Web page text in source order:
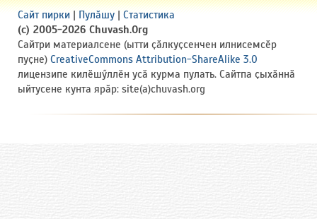
Сайт пирки | Пулӑшу | Статистика
(c) 2005-2026 Chuvash.Org
Сайтри материалсене (ытти ҫӑлкуҫсенчен илнисемсӗр
пуҫне) CreativeCommons Attribution-ShareAlike 3.0
лицензипе килӗшӳллӗн усӑ курма пулать. Сайтпа ҫыхӑннӑ
ыйтусене кунта ярӑр: site(a)chuvash.org